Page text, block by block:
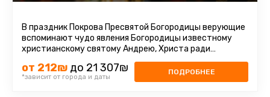
В праздник Покрова Пресвятой Богородицы верующие
вспоминают чудо явления Богородицы известному
христианскому святому Андрею, Христа ради
от 212₪ до 21 307₪
*зависит от города и даты
ПОДРОБНЕЕ